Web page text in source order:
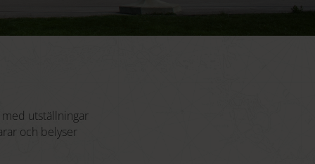
utställningar
och belyser